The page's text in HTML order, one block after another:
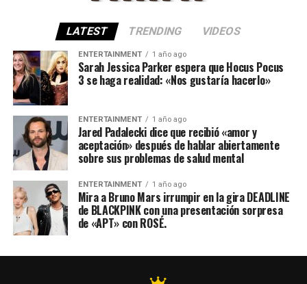
LATEST TRENDING VIDEOS
ENTERTAINMENT 1 año ago
Sarah Jessica Parker espera que Hocus Pocus
3 se haga realidad: «Nos gustaría hacerlo»
ENTERTAINMENT 1 año ago
Jared Padalecki dice que recibió «amor y
aceptación» después de hablar abiertamente
sobre sus problemas de salud mental
ENTERTAINMENT 1 año ago
Mira a Bruno Mars irrumpir en la gira DEADLINE
de BLACKPINK con una presentación sorpresa
de «APT» con ROSÉ.